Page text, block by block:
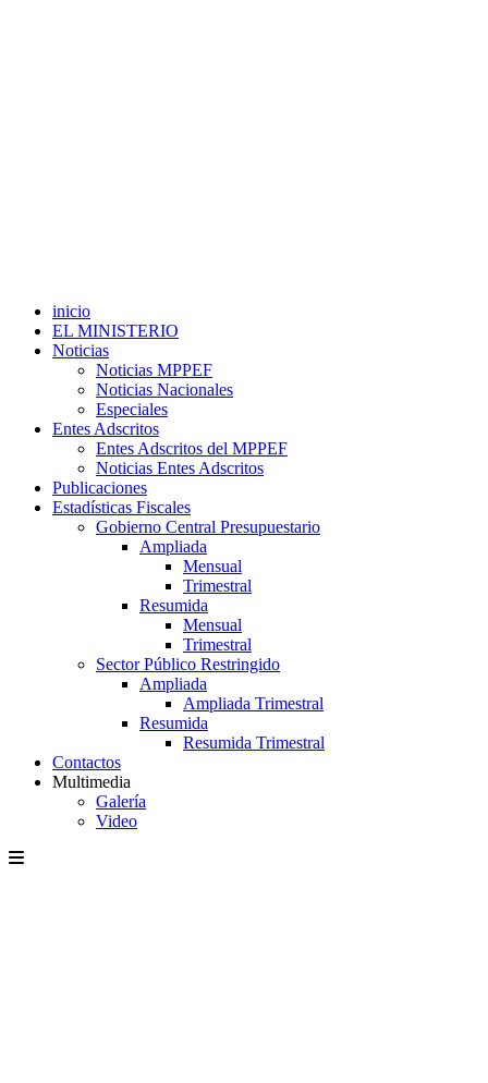
inicio
EL MINISTERIO
Noticias
Noticias MPPEF
Noticias Nacionales
Especiales
Entes Adscritos
Entes Adscritos del MPPEF
Noticias Entes Adscritos
Publicaciones
Estadísticas Fiscales
Gobierno Central Presupuestario
Ampliada
Mensual
Trimestral
Resumida
Mensual
Trimestral
Sector Público Restringido
Ampliada
Ampliada Trimestral
Resumida
Resumida Trimestral
Contactos
Multimedia
Galería
Video